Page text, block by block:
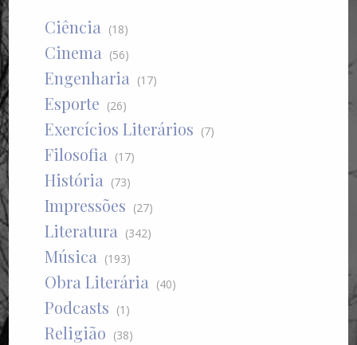
Ciência (18)
Cinema (56)
Engenharia (17)
Esporte (26)
Exercícios Literários (7)
Filosofia (17)
História (73)
Impressões (27)
Literatura (342)
Música (193)
Obra Literária (40)
Podcasts (1)
Religião (38)